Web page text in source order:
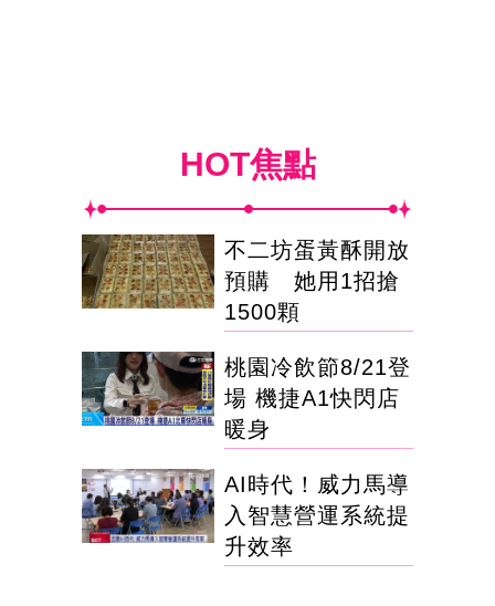
HOT焦點
不二坊蛋黃酥開放
預購 她用1招搶
1500顆
桃園冷飲節8/21登
場 機捷A1快閃店
暖身
AI時代！威力馬導
入智慧營運系統提
升效率